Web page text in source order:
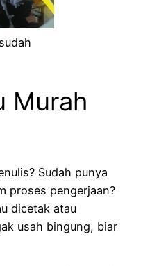
Murah
Sudah punya
proses pengerjaan?
dicetak atau
usah bingung, biar